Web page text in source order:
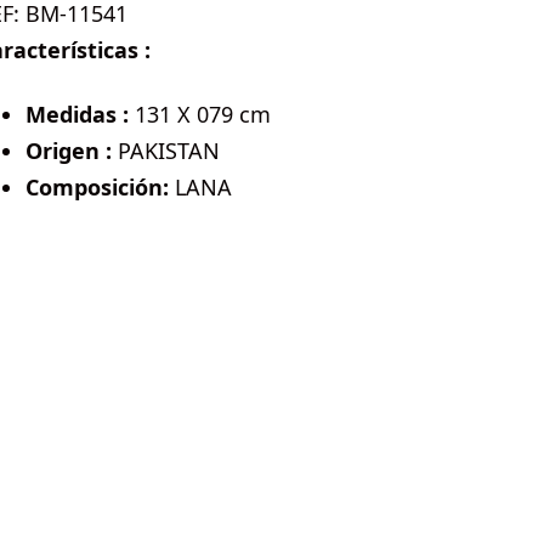
BM-11541
:
Medidas : 131 X 079 cm
Origen : PAKISTAN
Composición: LANA